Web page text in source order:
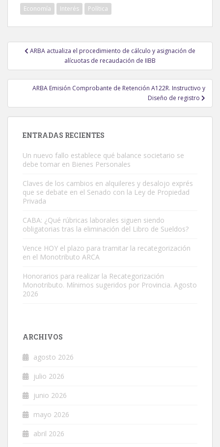
Economía Interés Política
Navegación
entradas
ARBA actualiza el procedimiento de cálculo y asignación de
alícuotas de recaudación de IIBB
ARBA Emisión Comprobante de Retención A122R. Instructivo y
Diseño de registro
ENTRADAS RECIENTES
Un nuevo fallo establece qué balance societario se
debe tomar en Bienes Personales
Claves de los cambios en alquileres y desalojo exprés
que se debate en el Senado con la Ley de Propiedad
Privada
CABA: ¿Qué rúbricas laborales siguen siendo
obligatorias tras la eliminación del Libro de Sueldos?
Vence HOY el plazo para tramitar la recategorización
en el Monotributo ARCA
Honorarios para realizar la Recategorización
Monotributo. Mínimos sugeridos por Provincia. Agosto
2026
ARCHIVOS
agosto 2026
julio 2026
junio 2026
mayo 2026
abril 2026